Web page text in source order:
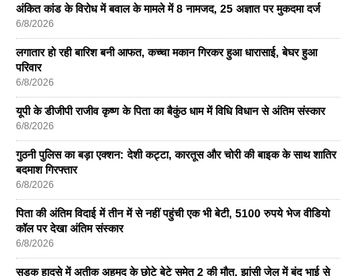
अंकित कांड के विरोध में बवाल के मामले में 8 नामजद, 25 अज्ञात पर मुकदमा दर्ज
6/8/2026
लगातार हो रही बारिश बनी आफत, कच्चा मकान गिरकर हुआ धारासाई, बेघर हुआ
परिवार
6/8/2026
यूपी के डीजीपी राजीव कृष्ण के पिता का बैकुंठ धाम में विधि विधान से अंतिम संस्कार
6/8/2026
गुठनी पुलिस का बड़ा एक्शन: देशी कट्टा, कारतूस और चोरी की बाइक के साथ शातिर
बदमाश गिरफ्तार
6/8/2026
पिता की अंतिम विदाई में तीन में से नहीं पहुंची एक भी बेटी, 5100 रुपये भेज वीडियो
कॉल पर देखा अंतिम संस्कार
6/8/2026
सड़क हादसे में अतीक अहमद के छोटे बेटे समेत 2 की मौत, झांसी जेल में बंद भाई से